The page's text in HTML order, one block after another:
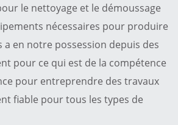
le nettoyage et le démoussage
nécessaires pour produire
a en notre possession depuis des
pour ce qui est de la compétence
pour entreprendre des travaux
fiable pour tous les types de